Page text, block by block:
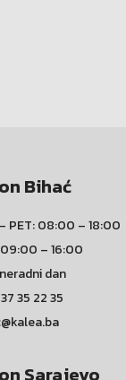
Bihać
PET: 08:00 – 18:00
09:00 – 16:00
dan
35 22 35
Sarajevo